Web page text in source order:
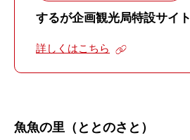
するが企画観光局特設サイト
詳しくはこちら
魚魚の里（ととのさと）